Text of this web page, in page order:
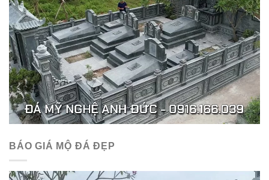
BÁO GIÁ MỘ ĐÁ ĐẸP